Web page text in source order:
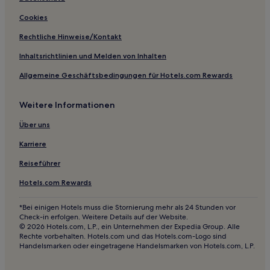
Campos
Hotels mit Pool in São José dos Campos
Günstige in Ubatuba
Familien in Ubatuba
Günstige in Pindamonhangaba
Günstige in Vista Linda
Haustierfreundliche in Praia Grande
Hotels mit inbegriffenem Frühstück in Aparecida
Strand in Litoral Norte Paulista
Hotels mit Pool in Litoral Norte Paulista
Cookies
Rechtliche Hinweise/Kontakt
Inhaltsrichtlinien und Melden von Inhalten
Allgemeine Geschäftsbedingungen für Hotels.com Rewards
Weitere Informationen
Über uns
Karriere
Reiseführer
Hotels.com Rewards
*Bei einigen Hotels muss die Stornierung mehr als 24 Stunden vor
Check-in erfolgen. Weitere Details auf der Website.
© 2026 Hotels.com, L.P., ein Unternehmen der Expedia Group. Alle
Rechte vorbehalten. Hotels.com und das Hotels.com-Logo sind
Handelsmarken oder eingetragene Handelsmarken von Hotels.com, L.P.